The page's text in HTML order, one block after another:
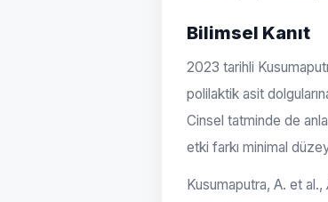
Bilimsel Kanıt
2023 tarihli
polilaktik asit
Cinsel tatminde de
etki farkı minimal
Kusumaputra, A. et al.,